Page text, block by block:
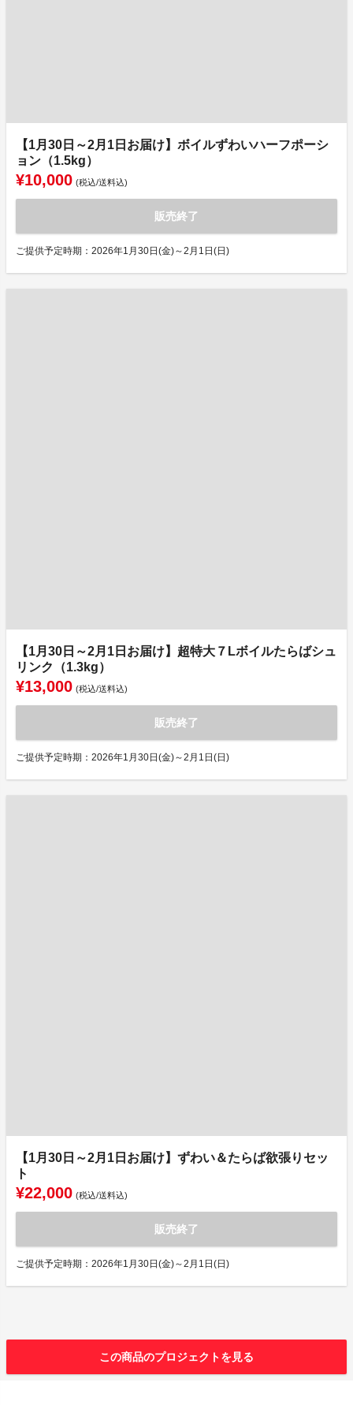
【1月30日～2月1日お届け】ボイルずわいハーフポーシ
ョン（1.5kg）
¥10,000 (税込/送料込)
販売終了
ご提供予定時期：2026年1月30日(金)～2月1日(日)
【1月30日～2月1日お届け】超特大７Lボイルたらばシュ
リンク（1.3kg）
¥13,000 (税込/送料込)
販売終了
ご提供予定時期：2026年1月30日(金)～2月1日(日)
【1月30日～2月1日お届け】ずわい＆たらば欲張りセッ
ト
¥22,000 (税込/送料込)
販売終了
ご提供予定時期：2026年1月30日(金)～2月1日(日)
この商品のプロジェクトを見る